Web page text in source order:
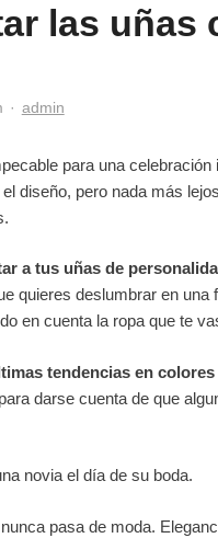
las uñas
Author
admin
para una
diseño, pero nada más
a tus uñas de
quieres deslumbrar en
en cuenta la ropa que te
tendencias en colores
darse cuenta de que
novia el día de su boda.
pasa de moda.